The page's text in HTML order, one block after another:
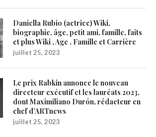
Daniella Rubio (actrice) Wiki,
biographie, âge, petit ami, famille, faits
et plus Wiki , Age , Famille et Carrière
juillet 25, 2023
Le prix Rabkin annonce le nouveau
directeur exécutif et les lauréats 2023,
dont Maximiliano Durón, rédacteur en
chef d’ARTnews
juillet 25, 2023